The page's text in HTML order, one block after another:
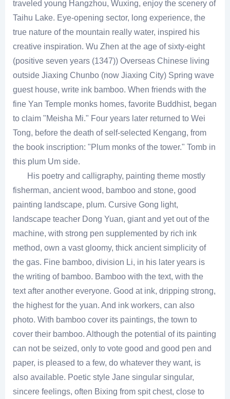
traveled young Hangzhou, Wuxing, enjoy the scenery of
Taihu Lake. Eye-opening sector, long experience, the
true nature of the mountain really water, inspired his
creative inspiration. Wu Zhen at the age of sixty-eight
(positive seven years (1347)) Overseas Chinese living
outside Jiaxing Chunbo (now Jiaxing City) Spring wave
guest house, write ink bamboo. When friends with the
fine Yan Temple monks homes, favorite Buddhist, began
to claim "Meisha Mi." Four years later returned to Wei
Tong, before the death of self-selected Kengang, from
the book inscription: "Plum monks of the tower." Tomb in
this plum Um side.
His poetry and calligraphy, painting theme mostly
fisherman, ancient wood, bamboo and stone, good
painting landscape, plum. Cursive Gong light,
landscape teacher Dong Yuan, giant and yet out of the
machine, with strong pen supplemented by rich ink
method, own a vast gloomy, thick ancient simplicity of
the gas. Fine bamboo, division Li, in his later years is
the writing of bamboo. Bamboo with the text, with the
text after another everyone. Good at ink, dripping strong,
the highest for the yuan. And ink workers, can also
photo. With bamboo cover its paintings, the town to
cover their bamboo. Although the potential of its painting
can not be seized, only to vote good and good pen and
paper, is pleased to a few, do whatever they want, is
also available. Poetic style Jane singular singular,
sincere feelings, often Bixing from spit chest, close to